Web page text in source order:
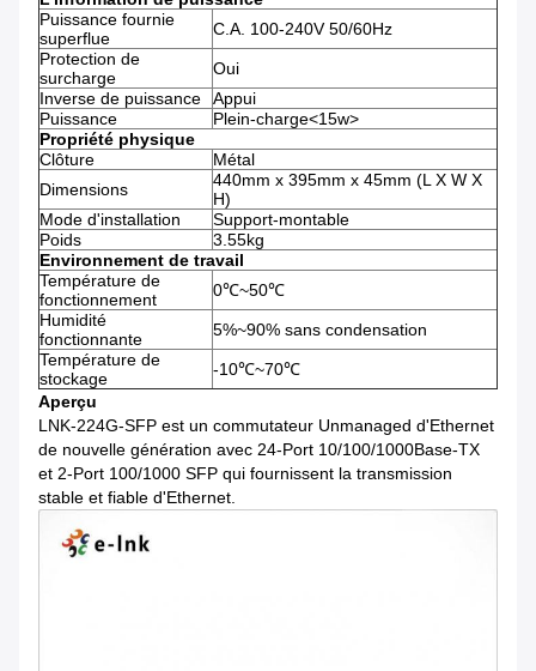
Puissance fournie
superflue
C.A. 100-240V 50/60Hz
Protection de
surcharge
Oui
Inverse de puissance
Appui
Puissance
Plein-charge<15w>
Propriété physique
Clôture
Métal
Dimensions
440mm x 395mm x 45mm (L X W X
H)
Mode d'installation
Support-montable
Poids
3.55kg
Environnement de travail
Température de
fonctionnement
0℃~50℃
Humidité
fonctionnante
5%~90% sans condensation
Température de
stockage
-10℃~70℃
Aperçu
LNK-224G-SFP est un commutateur Unmanaged d'Ethernet
de nouvelle génération avec 24-Port 10/100/1000Base-TX
et 2-Port 100/1000 SFP qui fournissent la transmission
stable et fiable d'Ethernet.